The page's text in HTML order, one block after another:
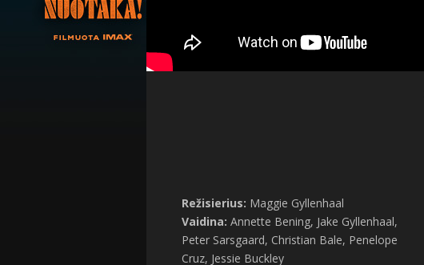
Režisierius: Maggie Gyllenhaal
Vaidina: Annette Bening, Jake Gyllenhaal,
Peter Sarsgaard, Christian Bale, Penelope
Cruz, Jessie Buckley